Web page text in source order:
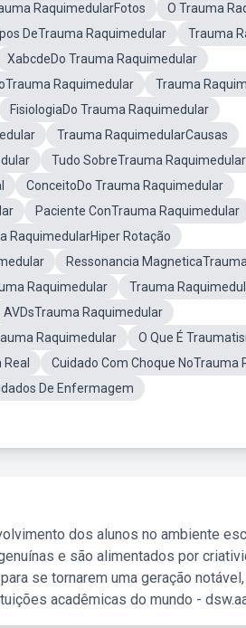
RaquimedularFotos
O Trauma
DeTrauma Raquimedular
Trauma
XabcdeDo Trauma Raquimedular
Raquimedular
Trauma
FisiologiaDo Trauma Raquimedular
Trauma RaquimedularCausas
Tudo SobreTrauma Raquimedular
ConceitoDo Trauma Raquimedular
Paciente ConTrauma Raquimedular
RaquimedularHiper Rotação
Ressonancia
Raquimedular
Trauma
AVDsTrauma Raquimedular
Raquimedular
O Que É
Cuidado Com Choque NoTrauma
De Enfermagem
dos alunos no ambiente
e são alimentados por
se tornarem uma geração
acadêmicas do mundo -